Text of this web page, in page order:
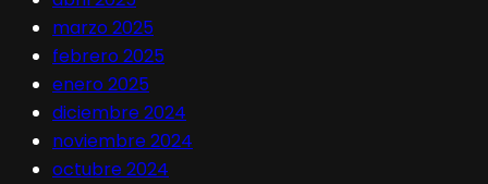
marzo 2025
febrero 2025
enero 2025
diciembre 2024
noviembre 2024
octubre 2024